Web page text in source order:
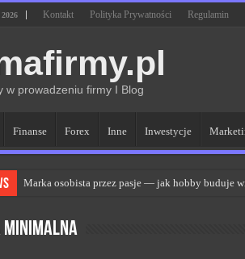
Kontakt Polityka Prywatności Regulamin
w prowadzeniu firmy I Blog
Finanse Forex Inne Inwestycje
Marka osobista przez pasje — jak hobby buduje
Monitorowanie wizerunku w sieci kluczem do